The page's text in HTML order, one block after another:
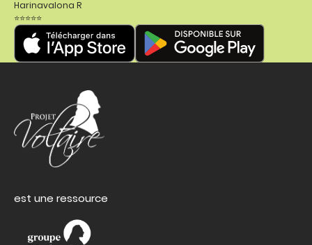
Harinavalona R
⭐⭐⭐⭐⭐
est une ressource